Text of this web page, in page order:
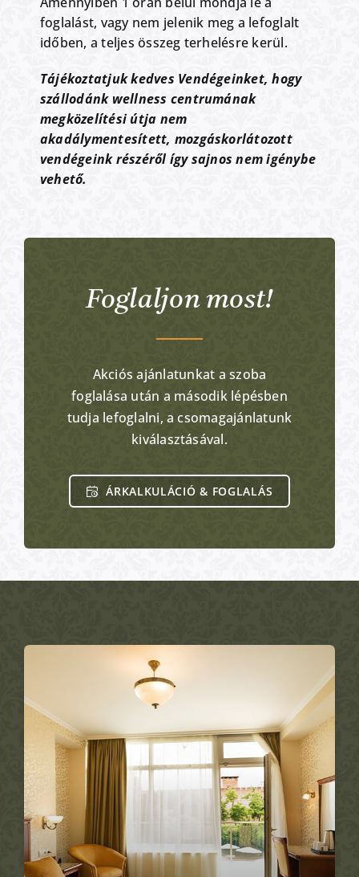
foglalást, vagy nem jelenik meg a lefoglalt
időben, a teljes összeg terhelésre kerül.
Tájékoztatjuk kedves Vendégeinket, hogy
szállodánk wellness centrumának
megközelítési útja nem
akadálymentesített, mozgáskorlátozott
vendégeink részéről így sajnos nem igénybe
vehető.
Foglaljon most!
Akciós ajánlatunkat a szoba
foglalása után a második lépésben
tudja lefoglalni, a csomagajánlatunk
kiválasztásával.
ÁRKALKULÁCIÓ & FOGLALÁS